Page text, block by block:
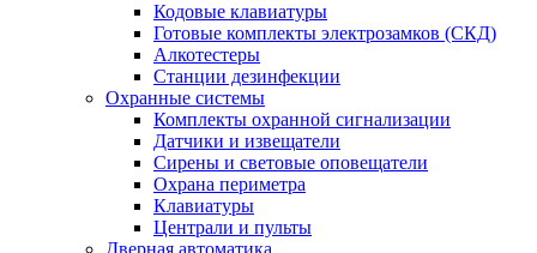
Кодовые клавиатуры
Готовые комплекты электрозамков (СКД)
Алкотестеры
Станции дезинфекции
Охранные системы
Комплекты охранной сигнализации
Датчики и извещатели
Сирены и световые оповещатели
Охрана периметра
Клавиатуры
Централи и пульты
Дверная автоматика